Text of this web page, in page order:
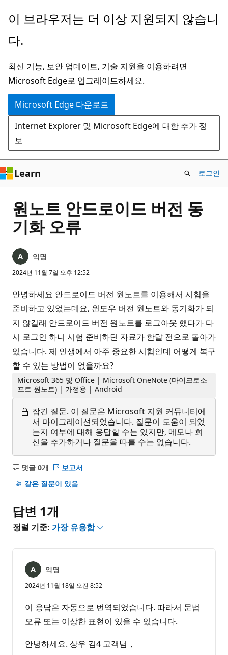
주
콘
츠
로
건
너
뛰
기
이 브라우저는 더 이상 지원되지 않습니
다.
최신 기능, 보안 업데이트, 기술 지원을 이용하려면
Microsoft Edge로 업그레이드하세요.
Microsoft Edge 다운로드
Internet Explorer 및 Microsoft Edge에 대한 추가 정
보
Learn 로그인
원노트 안드로이드 버전 동
기화 오류
익명
2024년 11월 7일 오후 12:52
안녕하세요 안드로이드 버전 원노트를 이용해서 시험을
준비하고 있었는데요, 윈도우 버전 원노트와 동기화가 되
지 않길래 안드로이드 버전 원노트를 로그아웃 했다가 다
시 로그인 하니 시험 준비하던 자료가 한달 전으로 돌아가
있습니다. 제 인생에서 아주 중요한 시험인데 어떻게 복구
할 수 있는 방법이 없을까요?
Microsoft 365 및 Office | Microsoft OneNote (마이크로소
프트 원노트) | 가정용 | Android
잠긴 질문. 이 질문은 Microsoft 지원 커뮤니티에
서 마이그레이션되었습니다. 질문이 도움이 되었
는지 여부에 대해 응답할 수는 있지만, 메모나 회
신을 추가하거나 질문을 따를 수는 없습니다.
댓글 0개
설
명
음
보고서
같은 질문이 있음
답변 1개
정렬 기준: 가장 유용함
익명
2024년 11월 18일 오전 8:52
이 응답은 자동으로 번역되었습니다. 따라서 문법
오류 또는 이상한 표현이 있을 수 있습니다.
안녕하세요. 상우 김4 고객님，